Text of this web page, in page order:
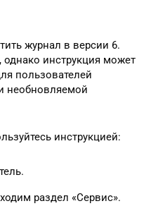
журнал в версии 6.
однако инструкция может
пользователей
необновляемой
инструкцией:
раздел «Сервис».